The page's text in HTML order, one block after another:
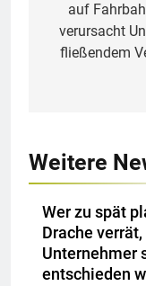
auf
verursacht
fließendem
Weitere
Wer zu spät
Drache
Unternehmer
entschieden